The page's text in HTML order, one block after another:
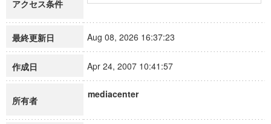
アクセス条件
最終更新日 Aug 08, 2026 16:37:23
作成日 Apr 24, 2007 10:41:57
所有者
mediacenter